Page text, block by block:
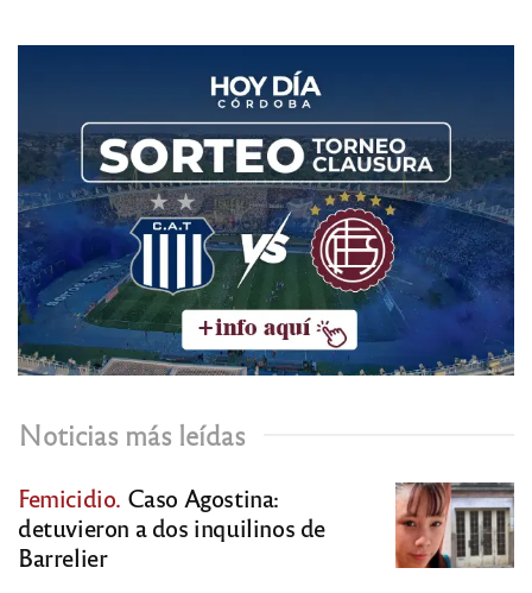
Noticias más leídas
Femicidio. Caso Agostina:
detuvieron a dos inquilinos de
Barrelier